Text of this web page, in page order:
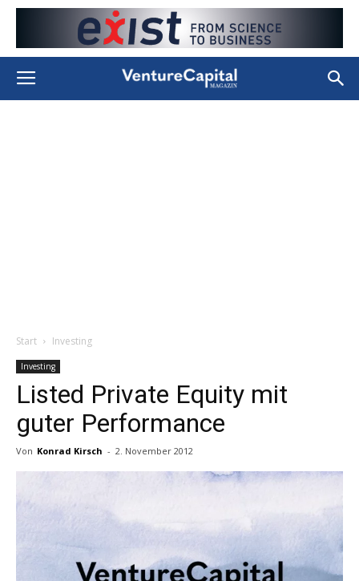
Start Investing
Investing
Listed Private Equity mit
guter Performance
Von Konrad Kirsch - 2. November 2012